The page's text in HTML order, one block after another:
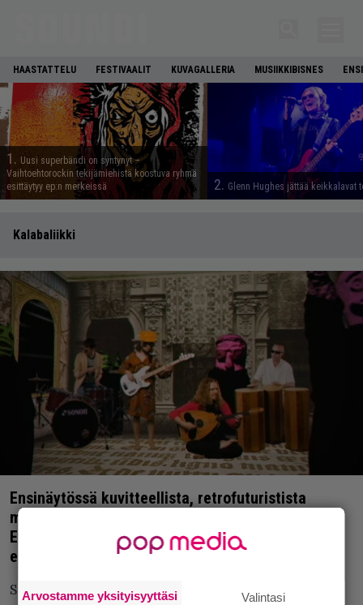
HAASTATTELU FESTIVAALIT KUVAGALLERIA MUSIIKKIBISNES
1. Uusi superbändi on syntynyt –
Vaihtoehtorockin tekijämiehistä koostuva ryhmä
esittäytyy ep:n merkeissä
2. Glenn Hughes jättää keikkalavat
Kalabaliikki
Ensinäytössä kuvitteellista, retrofuturistista
maailmanmusiikkia soittavan Kalabaliikin Seitan
Express – Mukana pitkän linjan tekijöitä
etnomusaskenestä
Soittajat ovat tuttuja muun muassa Maria
Arvostamme yksityisyyttäsi Valintasi